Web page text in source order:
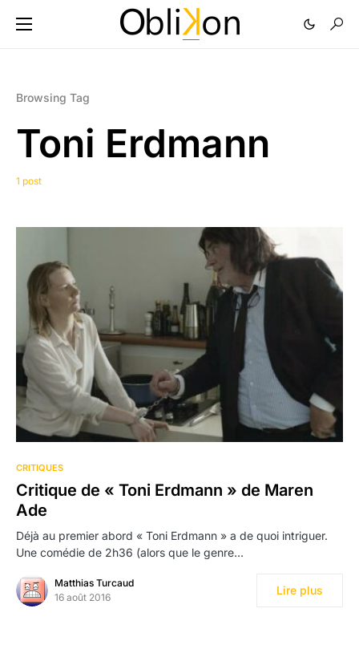
Browsing Tag
Toni Erdmann
1 post
CRITIQUES
Critique de « Toni Erdmann » de Maren
Ade
Déjà au premier abord « Toni Erdmann » a de quoi intriguer.
Une comédie de 2h36 (alors que le genre…
Matthias Turcaud
16 août 2016
Lire plus